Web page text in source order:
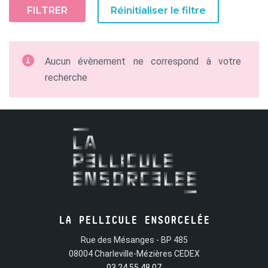
FILTRER Réinitialiser le filtre
Aucun évènement ne correspond à votre
recherche
LA PELLICULE ENSORCELÉE
Rue des Mésanges - BP 485
08004 Charleville-Mézières CEDEX